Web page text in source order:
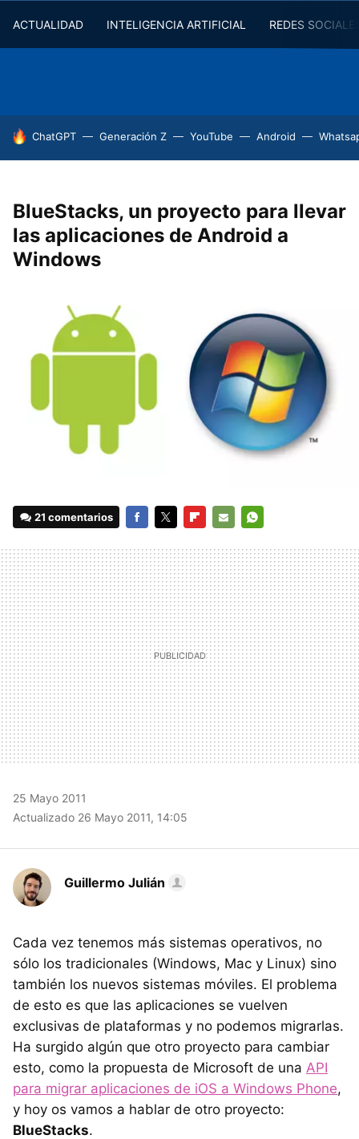
ACTUALIDAD INTELIGENCIA ARTIFICIAL REDES
HOY SE HABLA DE
ChatGPT Generación Z YouTube Android
BlueStacks, un proyecto para llevar
las aplicaciones de Android a
Windows
21 comentarios
MAIL
25 Mayo 2011
Actualizado 26 Mayo 2011, 14:05
Guillermo Julián
Cada vez tenemos más sistemas operativos, no
sólo los tradicionales (Windows, Mac y Linux) sino
también los nuevos sistemas móviles. El problema
de esto es que las aplicaciones se vuelven
exclusivas de plataformas y no podemos migrarlas.
Ha surgido algún que otro proyecto para cambiar
esto, como la propuesta de Microsoft de una API
para migrar aplicaciones de iOS a Windows Phone,
y hoy os vamos a hablar de otro proyecto:
BlueStacks.